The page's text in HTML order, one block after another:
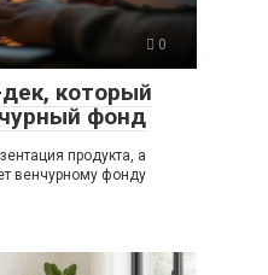
0
который
фонд
продукта, а
венчурному фонду